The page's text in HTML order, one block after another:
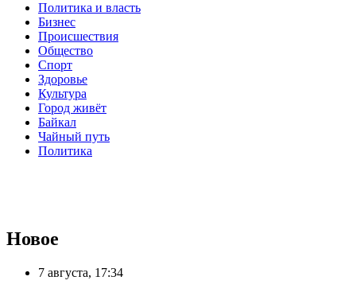
Политика и власть
Бизнес
Происшествия
Общество
Cпорт
Здоровье
Культура
Город живёт
Байкал
Чайный путь
Политика
Новое
7 августа, 17:34